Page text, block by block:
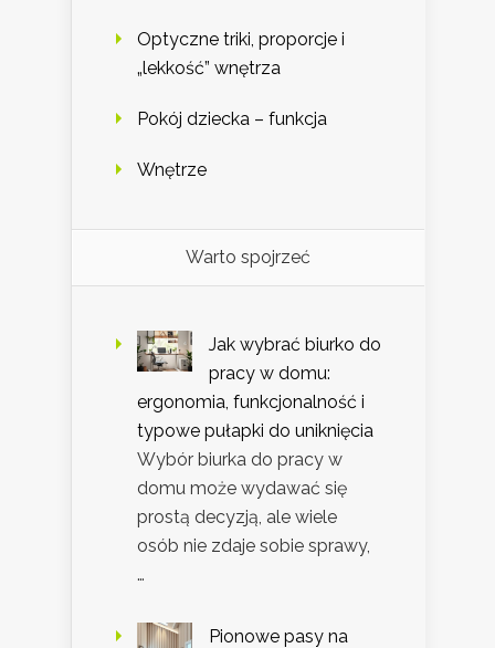
Optyczne triki, proporcje i
„lekkość” wnętrza
Pokój dziecka – funkcja
Wnętrze
Warto spojrzeć
Jak wybrać biurko do
pracy w domu:
ergonomia, funkcjonalność i
typowe pułapki do uniknięcia
Wybór biurka do pracy w
domu może wydawać się
prostą decyzją, ale wiele
osób nie zdaje sobie sprawy,
…
Pionowe pasy na